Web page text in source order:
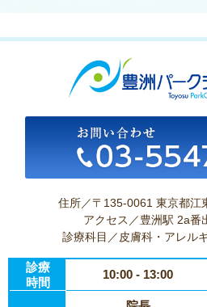
住所／〒135-0061 東京都江
アクセス／豊洲駅 2a番
診療科目／皮膚科・アレル
診療
時間
10:00 - 13:00